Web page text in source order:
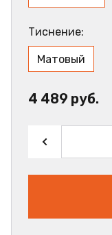
Тиснение:
Матовый
4 489 руб.